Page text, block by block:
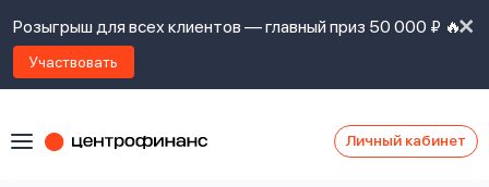
Розыгрыш для всех клиентов — главный приз 50 000 ₽ 🔥
Участвовать
Личный кабинет